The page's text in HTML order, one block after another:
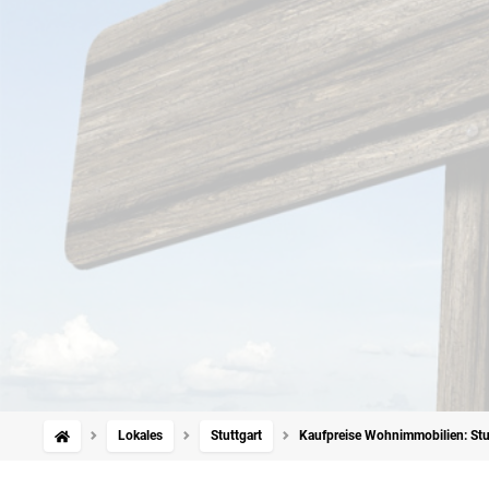
Lokales Stuttgart Kaufpreise Wohnimmobilien: